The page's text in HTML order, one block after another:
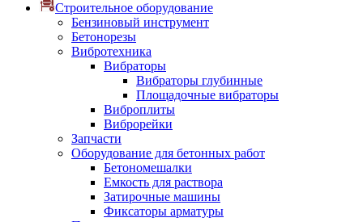
Строительное оборудование
Бензиновый инструмент
Бетонорезы
Вибротехника
Вибраторы
Вибраторы глубинные
Площадочные вибраторы
Виброплиты
Виброрейки
Запчасти
Оборудование для бетонных работ
Бетономешалки
Емкость для раствора
Затирочные машины
Фиксаторы арматуры